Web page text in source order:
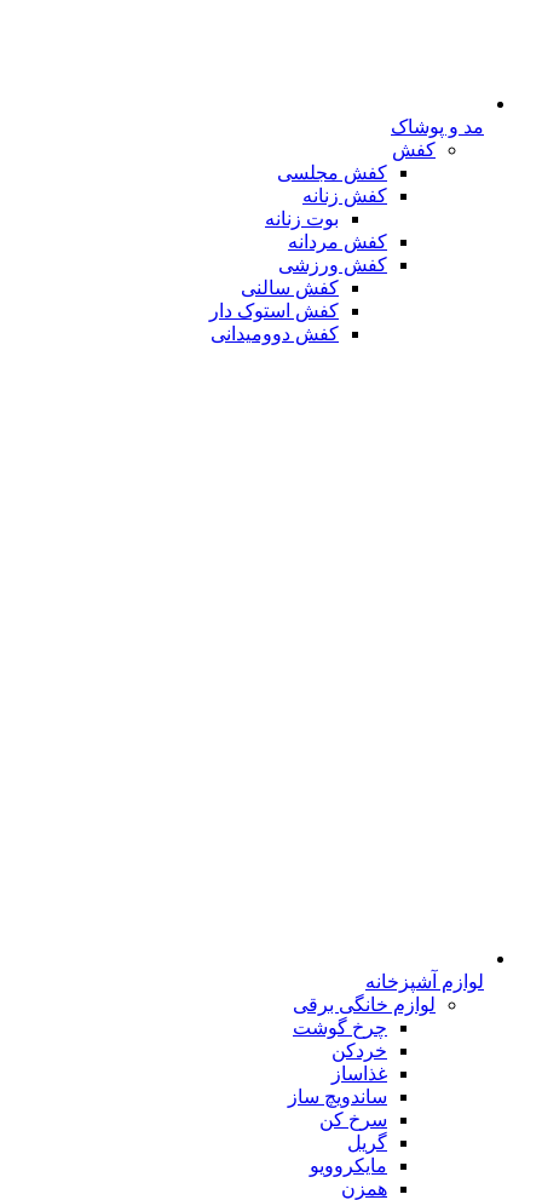
مد و پوشاک
کفش
کفش مجلسی
کفش زنانه
بوت زنانه
کفش مردانه
کفش ورزشی
کفش سالنی
کفش استوک دار
کفش دوومیدانی
لوازم آشپزخانه
لوازم خانگی برقی
چرخ گوشت
خردکن
غذاساز
ساندویچ ساز
سرخ کن
گریل
مایکروویو
همزن